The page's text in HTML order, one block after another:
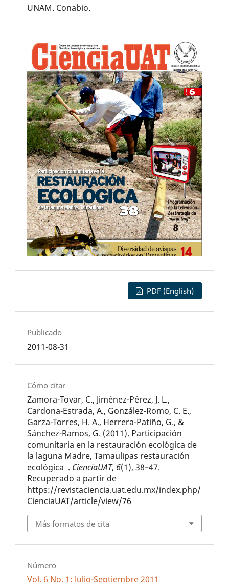
UNAM. Conabio.
PDF (English)
Publicado
2011-08-31
Cómo citar
Zamora-Tovar, C., Jiménez-Pérez, J. L.,
Cardona-Estrada, A., González-Romo, C. E.,
Garza-Torres, H. A., Herrera-Patiño, G., &
Sánchez-Ramos, G. (2011). Participación
comunitaria en la restauración ecológica de
la laguna Madre, Tamaulipas restauración
ecológica . CienciaUAT, 6(1), 38–47.
Recuperado a partir de
https://revistaciencia.uat.edu.mx/index.php/
CienciaUAT/article/view/76
Más formatos de cita
Número
Vol. 6 No. 1: Julio-Septiembre 2011